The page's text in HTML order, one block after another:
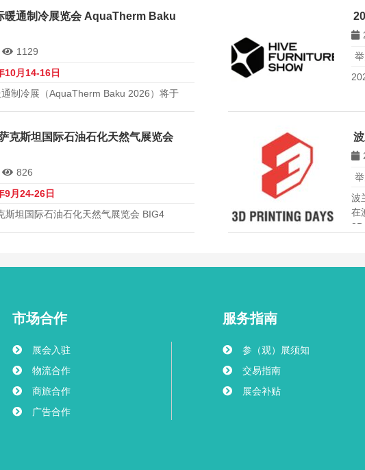
暖通制冷展览会 AquaTherm Baku
1129
10月14-16日
制冷展（AquaTherm Baku 2026）将于
克斯坦国际石油石化天然气展览会
826
9月24-26日
斯坦国际石油石化天然气展览会 BIG4
波
在
市场合作
展会入驻
物流合作
商旅合作
广告合作
服务指南
参（观）展须知
交易指南
展会补贴